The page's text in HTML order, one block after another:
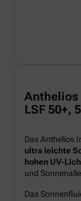
Anthelios
LSF 50+,
Das Anthelios
ultra leichte
hohen UV-
und
Das